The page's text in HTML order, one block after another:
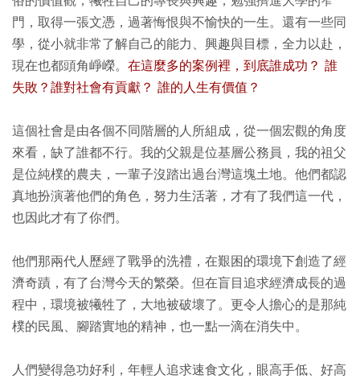
門，取得一張文憑，過著悔恨與不愉快的一生。還有一些同
學，從小就非常了解自己的能力、興趣與目標，全力以赴，
現在也都頭角崢嶸。 在這麼多的案例裡，到底誰成功？ 誰
失敗？誰對社會有貢獻？ 誰的人生有價值？
這個社會是由各個不同階層的人所組成，從一個宏觀的角度
來看，缺了誰都不行。我的父親是位基層公務員，我的祖父
是位純樸的農夫，一輩子沒踏出過台灣這塊土地。他們都認
真地扮演著他們的角色，努力生活著，才有了我們這一代，
也因此才有了你們。
他們那兩代人歷經了戰爭的洗禮，在艱困的環境下創造了經
濟奇蹟，有了台灣今天的繁榮。但在盲目追求經濟成長的過
程中，環境被犧牲了，大地被破壞了。更令人擔心的是那純
樸的民風、腳踏實地的精神，也一點一滴在消失中。
人們變得急功好利，年輕人追求速食文化，眼高手低、好高